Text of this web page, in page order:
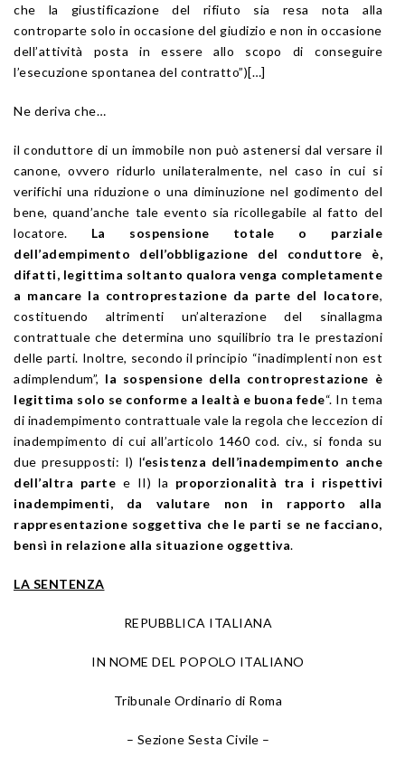
che la giustificazione del rifiuto sia resa nota alla
controparte solo in occasione del giudizio e non in occasione
dell’attività posta in essere allo scopo di conseguire
l’esecuzione spontanea del contratto”)[…]
Ne deriva che…
il conduttore di un immobile non può astenersi dal versare il
canone, ovvero ridurlo unilateralmente, nel caso in cui si
verifichi una riduzione o una diminuzione nel godimento del
bene, quand’anche tale evento sia ricollegabile al fatto del
locatore. La sospensione totale o parziale
dell’adempimento dell’obbligazione del conduttore è,
difatti, legittima soltanto qualora venga completamente
a mancare la controprestazione da parte del locatore,
costituendo altrimenti un’alterazione del sinallagma
contrattuale che determina uno squilibrio tra le prestazioni
delle parti. Inoltre, secondo il principio “inadimplenti non est
adimplendum”, la sospensione della controprestazione è
legittima solo se conforme a lealtà e buona fede“. In tema
di inadempimento contrattuale vale la regola che leccezion di
inadempimento di cui all’articolo 1460 cod. civ., si fonda su
due presupposti: I) l‘esistenza dell’inadempimento anche
dell’altra parte e II) la proporzionalità tra i rispettivi
inadempimenti, da valutare non in rapporto alla
rappresentazione soggettiva che le parti se ne facciano,
bensì in relazione alla situazione oggettiva.
LA SENTENZA
REPUBBLICA ITALIANA
IN NOME DEL POPOLO ITALIANO
Tribunale Ordinario di Roma
– Sezione Sesta Civile –